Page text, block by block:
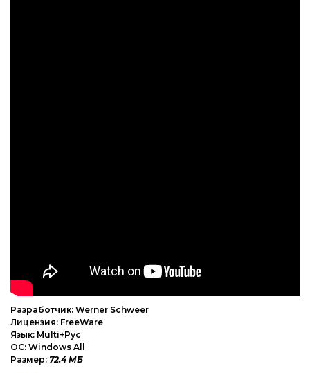
Разработчик: Werner Schweer
Лицензия: FreeWare
Язык: Multi+Рус
ОС: Windows All
Размер: 72.4 МБ